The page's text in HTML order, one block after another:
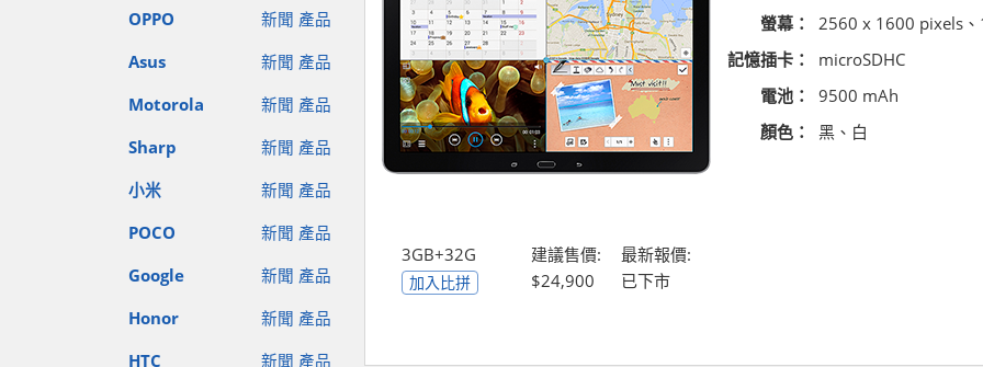
OPPO
新聞 產品
Asus
新聞 產品
Motorola
新聞 產品
Sharp
新聞 產品
小米
新聞 產品
POCO
新聞 產品
Google
新聞 產品
Honor
新聞 產品
HTC
新聞 產品
3GB+32G
加入比拼
建議售價:
$24,900
最新報價:
已下市
螢幕：
2560 x 1600 pixels、
記憶插卡：
microSDHC
電池：
9500 mAh
顏色：
黑、白